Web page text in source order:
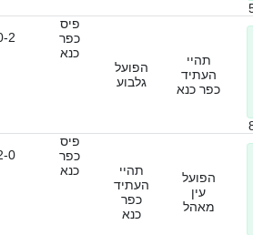
תהיי
העתיד
כפר כנא
הפועל
גלבוע
פיס
כפר
כנא
2
הפועל
עין
מאהל
תהיי
העתיד
כפר
כנא
פיס
כפר
כנא
0